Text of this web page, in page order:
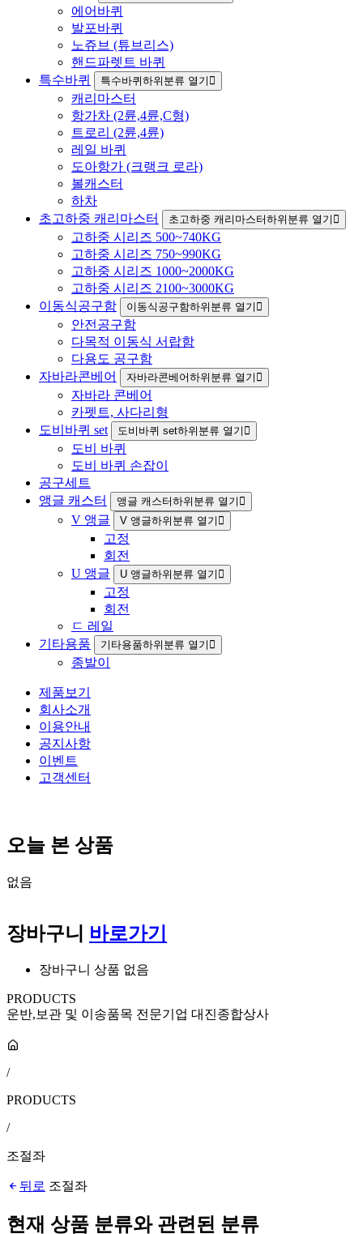
에어바퀴
발포바퀴
노쥬브 (튜브리스)
핸드파렛트 바퀴
특수바퀴
특수바퀴하위분류 열기
캐리마스터
항가차 (2륜,4륜,C형)
트로리 (2륜,4륜)
레일 바퀴
도아항가 (크랭크 로라)
볼캐스터
하차
초고하중 캐리마스터
초고하중 캐리마스터하위분류 열기
고하중 시리즈 500~740KG
고하중 시리즈 750~990KG
고하중 시리즈 1000~2000KG
고하중 시리즈 2100~3000KG
이동식공구함
이동식공구함하위분류 열기
안전공구함
다목적 이동식 서랍함
다용도 공구함
자바라콘베어
자바라콘베어하위분류 열기
자바라 콘베어
카펫트, 사다리형
도비바퀴 set
도비바퀴 set하위분류 열기
도비 바퀴
도비 바퀴 손잡이
공구세트
앵글 캐스터
앵글 캐스터하위분류 열기
V 앵글 V 앵글하위분류 열기
고정
회전
U 앵글
U 앵글하위분류 열기
고정
회전
ㄷ 레일
기타용품
기타용품하위분류 열기
종발이
제품보기
회사소개
이용안내
공지사항
이벤트
고객센터
오늘 본 상품
없음
장바구니 바로가기
장바구니 상품 없음
PRODUCTS
운반,보관 및 이송품목 전문기업 대진종합상사
/
PRODUCTS
/
조절좌
뒤로 조절좌
현재 상품 분류와 관련된 분류